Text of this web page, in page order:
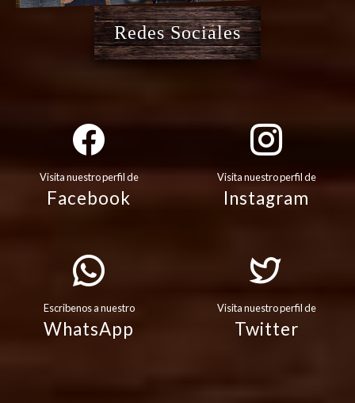
Redes Sociales
Visita nuestro perfil de
Facebook
Visita nuestro perfil de
Instagram
Escribenos a nuestro
WhatsApp
Visita nuestro perfil de
Twitter